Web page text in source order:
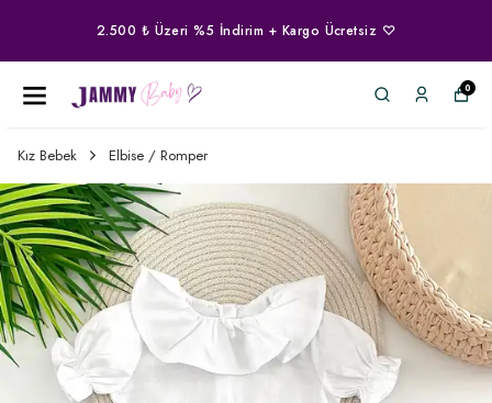
2.500 ₺ Üzeri %5 İndirim + Kargo Ücretsiz ♡
0
Kız Bebek Elbise / Romper